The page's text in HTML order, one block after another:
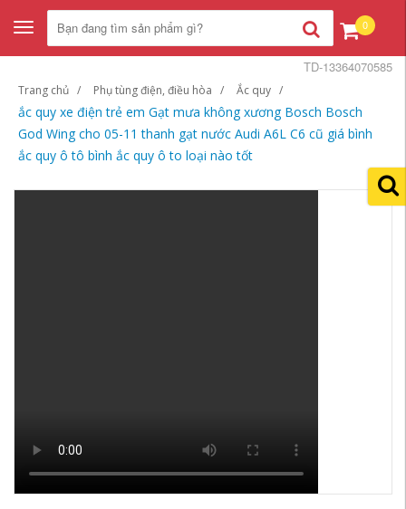
Toggle
navigation
0
Trang chủ Phụ tùng điện, điều hòa Ắc quy
ắc quy xe điện trẻ em Gạt mưa không xương Bosch Bosch
God Wing cho 05-11 thanh gạt nước Audi A6L C6 cũ giá bình
ắc quy ô tô bình ắc quy ô to loại nào tốt
TD-13364070585